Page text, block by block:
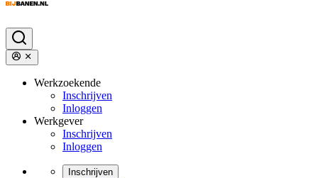
Werkzoekende
Inschrijven
Inloggen
Werkgever
Inschrijven
Inloggen
Inschrijven